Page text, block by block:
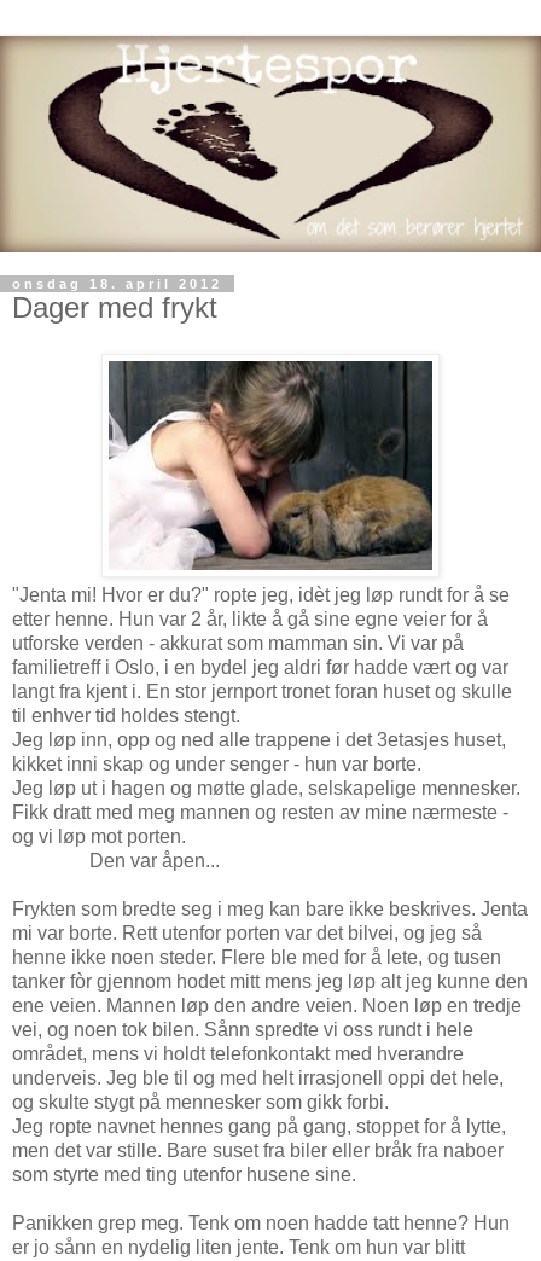
onsdag 18. april 2012
Dager med frykt
"Jenta mi! Hvor er du?" ropte jeg, idèt jeg løp rundt for å se
etter henne. Hun var 2 år, likte å gå sine egne veier for å
utforske verden - akkurat som mamman sin. Vi var på
familietreff i Oslo, i en bydel jeg aldri før hadde vært og var
langt fra kjent i. En stor jernport tronet foran huset og skulle
til enhver tid holdes stengt.
Jeg løp inn, opp og ned alle trappene i det 3etasjes huset,
kikket inni skap og under senger - hun var borte.
Jeg løp ut i hagen og møtte glade, selskapelige mennesker.
Fikk dratt med meg mannen og resten av mine nærmeste -
og vi løp mot porten.
Den var åpen...
Frykten som bredte seg i meg kan bare ikke beskrives. Jenta
mi var borte. Rett utenfor porten var det bilvei, og jeg så
henne ikke noen steder. Flere ble med for å lete, og tusen
tanker fòr gjennom hodet mitt mens jeg løp alt jeg kunne den
ene veien. Mannen løp den andre veien. Noen løp en tredje
vei, og noen tok bilen. Sånn spredte vi oss rundt i hele
området, mens vi holdt telefonkontakt med hverandre
underveis. Jeg ble til og med helt irrasjonell oppi det hele,
og skulte stygt på mennesker som gikk forbi.
Jeg ropte navnet hennes gang på gang, stoppet for å lytte,
men det var stille. Bare suset fra biler eller bråk fra naboer
som styrte med ting utenfor husene sine.
Panikken grep meg. Tenk om noen hadde tatt henne? Hun
er jo sånn en nydelig liten jente. Tenk om hun var blitt